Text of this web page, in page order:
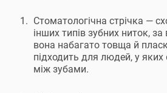
Стоматологічна стрічка —
інших типів зубних ниток,
вона набагато товща й
підходить для людей, у яких
між зубами.